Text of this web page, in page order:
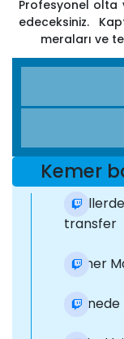
Profesyonel olta
edeceksiniz.
meraları ve
Kemer
transfer
Kemer
Teknede